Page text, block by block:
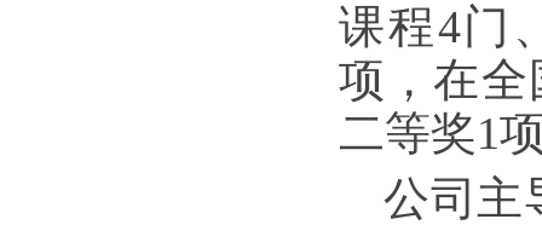
课程4门
项，在全
二等奖1
公司主